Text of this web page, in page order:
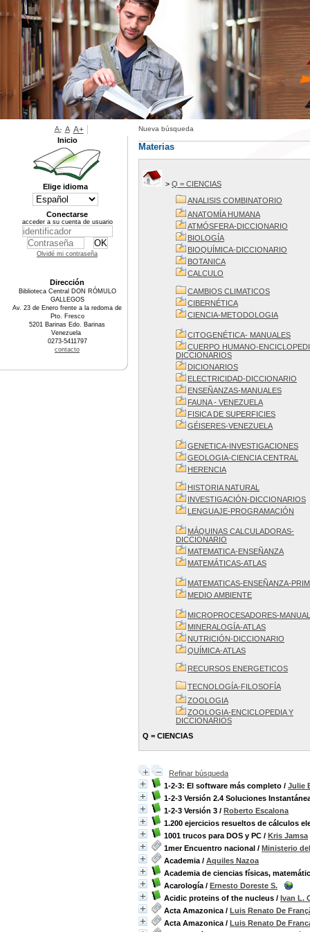
Nueva búsqueda
Materias
> Q = CIENCIAS
ANALISIS COMBINATORIO
ANATOMÍA HUMANA
ATMÓSFERA-DICCIONARIO
BIOLOGÍA
BIOQUÍMICA-DICCIONARIO
BOTANICA
CALCULO
CAMBIOS CLIMATICOS
CIBERNÉTICA
CIENCIA-METODOLOGIA
CITOGENÉTICA- MANUALES
CUERPO HUMANO-
DICCIONARIOS
DICIONARIOS
ELECTRICIDAD-DICCIONARIO
ENSEÑANZAS-MANUALES
FAUNA - VENEZUELA
FISICA DE SUPERFICIES
GÉISERES-VENEZUELA
GENETICA-INVESTIGACIONES
GEOLOGIA-CIENCIA CENTRAL
HERENCIA
HISTORIA NATURAL
INVESTIGACIÓN-DICCIONARIOS
LENGUAJE-PROGRAMACIÓN
MÁQUINAS CALCULADORAS-
DICCIONARIO
MATEMATICA-ENSEÑANZA
MATEMÁTICAS-ATLAS
MATEMATICAS-ENSEÑANZA-
MEDIO AMBIENTE
MICROPROCESADORES-
MINERALOGÍA-ATLAS
NUTRICIÓN-DICCIONARIO
QUÍMICA-ATLAS
RECURSOS ENERGETICOS
TECNOLOGÍA-FILOSOFÍA
ZOOLOGIA
ZOOLOGIA-ENCICLOPEDIA Y
DICCIONARIOS
Q = CIENCIAS
Refinar búsqueda
1-2-3: El software más completo / Julie
1-2-3 Versión 2.4 Soluciones
1-2-3 Versión 3 / Roberto Escalona
1.200 ejercicios resueltos de cálculos
1001 trucos para DOS y PC / Kris Jamsa
1mer Encuentro nacional / Ministerio
Academia / Aquiles Nazoa
Academia de ciencias físicas,
Acarología / Ernesto Doreste S.
Acidic proteins of the nucleus / Ivan L.
Acta Amazonica / Luis Renato De
Acta Amazonica / Luis Renato De
A- A A+
Inicio
Elige idioma
Conectarse
acceder a su cuenta de usuario
Olvidé mi contraseña
Dirección
Biblioteca Central DON RÓMULO
GALLEGOS
Av. 23 de Enero frente a la redoma de
Pto. Fresco
5201 Barinas Edo. Barinas
Venezuela
0273-5411797
contacto